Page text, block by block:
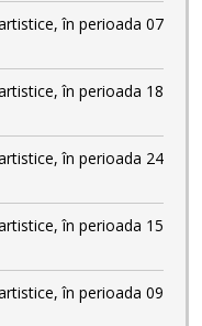
în perioada 07
în perioada 18
în perioada 24
în perioada 15
în perioada 09